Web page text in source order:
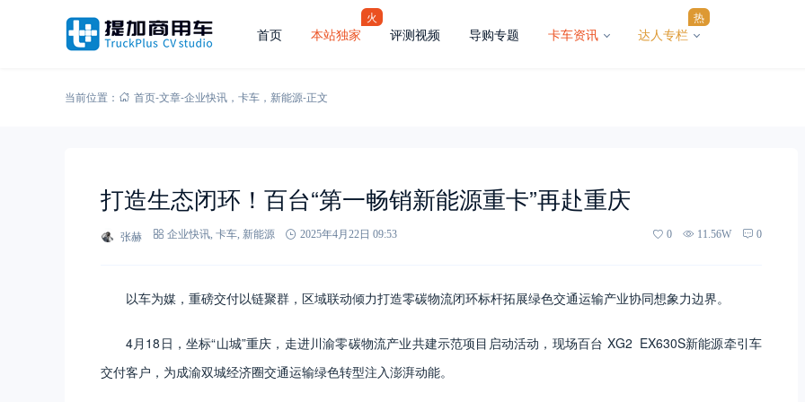
首页 本站独家
火
评测视频 导购专题 卡车资讯 达人专栏
热
当前位置： 首页-文章-企业快讯 ， 卡车 ， 新能源-正文
打造生态闭环！百台“第一畅销新能源重卡”再赴重庆
张赫 企业快讯 卡车 新能源 2025年4月22日 09:53 0 11.56W 0
以车为媒，重磅交付以链聚群，区域联动倾力打造零碳物流闭环标杆拓展绿色交通运输产业协同想象力边界。
4月18日，坐标“山城”重庆，走进川渝零碳物流产业共建示范项目启动活动，现场百台 XG2 EX630S新能源牵引车
交付客户，为成渝双城经济圈交通运输绿色转型注入澎湃动能。